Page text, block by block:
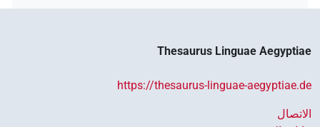
Thesaurus Linguae Aegyptiae
https://thesaurus-linguae-aegyptiae.de
الاتصال